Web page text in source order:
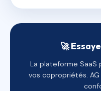
🚀
La plateforme SaaS
vos copropriétés.